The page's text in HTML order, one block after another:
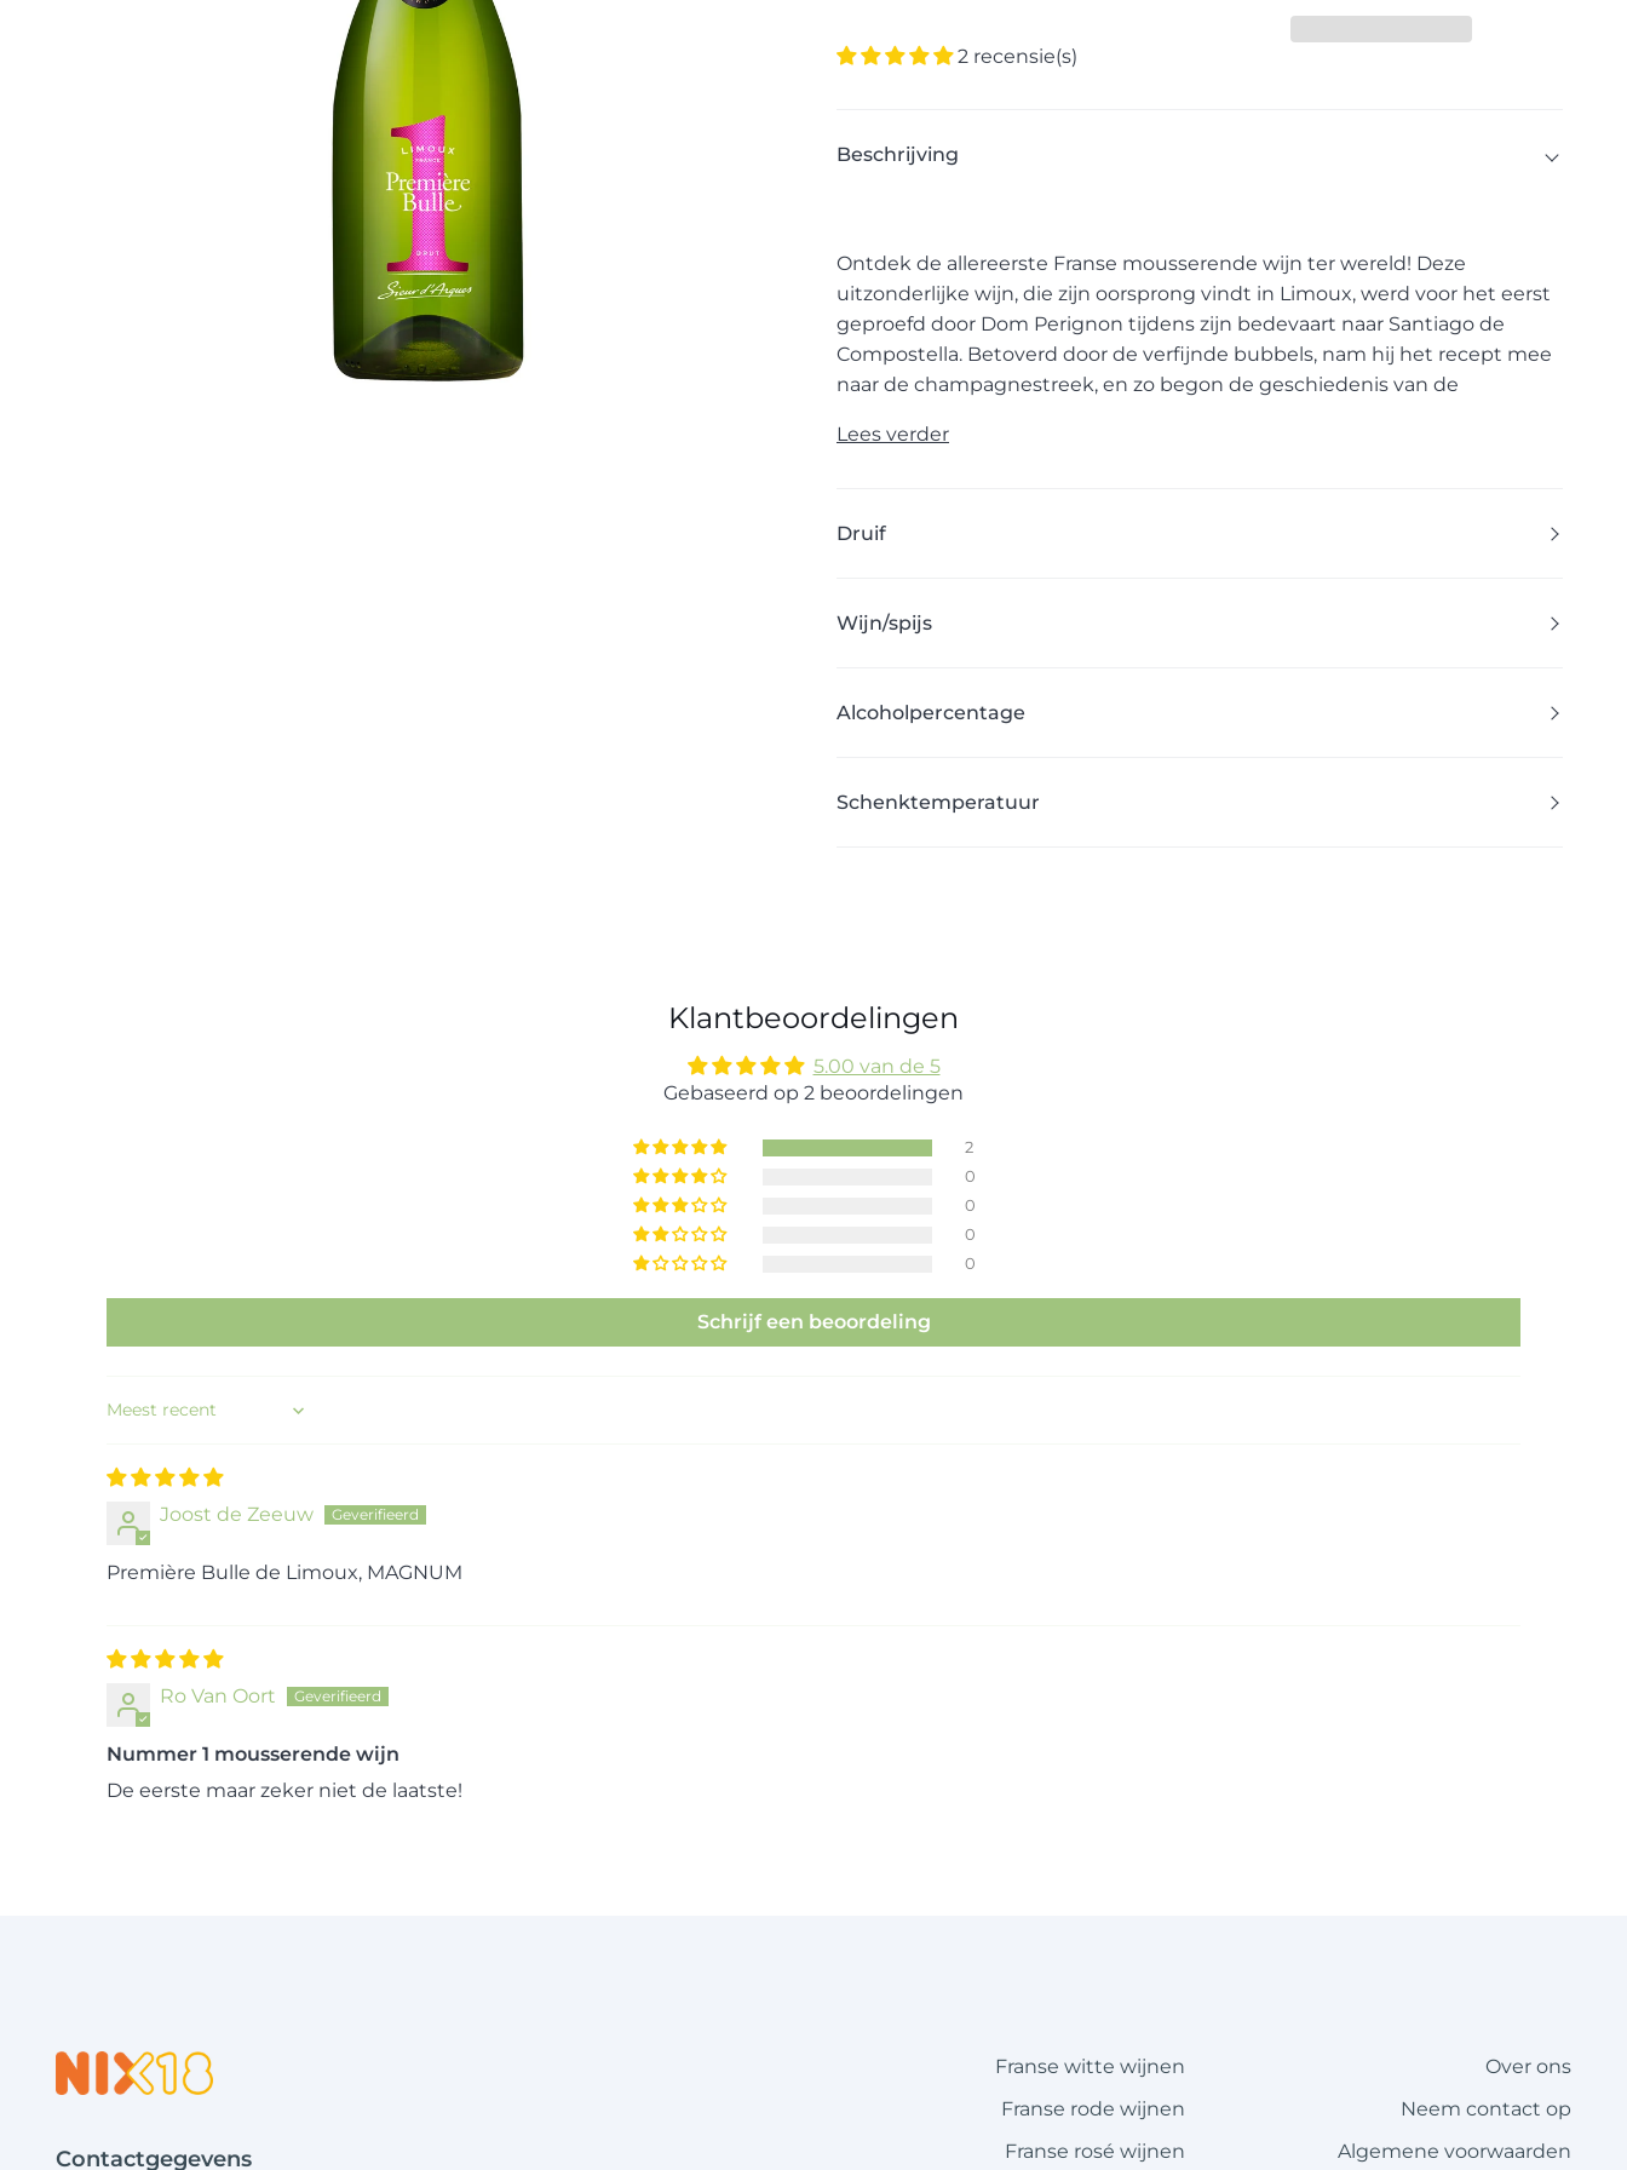
2 recensie(s)
Beschrijving
Ontdek de allereerste Franse mousserende wijn ter wereld! Deze
uitzonderlijke wijn, die zijn oorsprong vindt in Limoux, werd voor het eerst
geproefd door Dom Perignon tijdens zijn bedevaart naar Santiago de
Compostella. Betoverd door de verfijnde bubbels, nam hij het recept mee
naar de champagnestreek, en zo begon de geschiedenis van de
Lees verder
Druif
Wijn/spijs
Alcoholpercentage
Schenktemperatuur
Klantbeoordelingen
5.00 van de 5
Gebaseerd op 2 beoordelingen
2
0
0
0
0
Schrijf een beoordeling
Sort by
Joost de Zeeuw
Première Bulle de Limoux, MAGNUM
Ro Van Oort
Nummer 1 mousserende wijn
De eerste maar zeker niet de laatste!
Contactgegevens
Franse witte wijnen
Franse rode wijnen
Franse rosé wijnen
Over ons
Neem contact op
Algemene voorwaarden